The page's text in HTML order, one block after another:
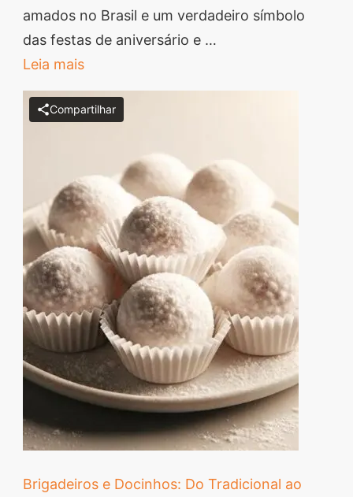
Tradicional
Cremoso
amados no Brasil e um verdadeiro símbolo
das festas de aniversário e …
Leia mais
Compartilhar
Brigadeiros e Docinhos: Do Tradicional ao